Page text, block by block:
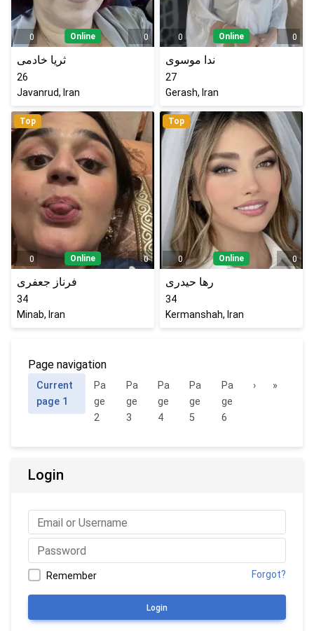
0 Online 0
ثریا خادمی
26
Javanrud, Iran
0 Online 0
ندا موسوی
27
Gerash, Iran
Top
0 Online 0
فرناز جعفری
34
Minab, Iran
Top
0 Online 0
رها حیدری
34
Kermanshah, Iran
Page navigation
Current
page 1
Pa
ge
2
Pa
ge
3
Pa
ge
4
Pa
ge
5
Pa
ge
6
› »
Login
Remember Forgot?
Login